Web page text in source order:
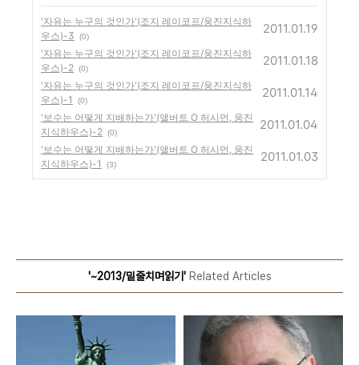
'자유는 누구의 것인가'(조지 레이코프/웅진지식하
우스)-3
(0)
2011.01.19
'자유는 누구의 것인가'(조지 레이코프/웅진지식하
우스)-2 (0)
2011.01.18
'자유는 누구의 것인가'(조지 레이코프/웅진지식하
우스)-1
(0)
2011.01.14
'보수는 어떻게 지배하는가'(앨버트 O 허시먼, 웅진
지식하우스)-2 (0)
2011.01.04
'보수는 어떻게 지배하는가'(앨버트 O 허시먼, 웅진
지식하우스)-1
(3)
2011.01.03
'~2013/밑줄치며읽기'Related Articles